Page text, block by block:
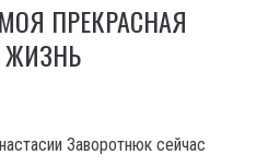
ПРЕКРАСНАЯ
ЖИЗНЬ
Заворотнюк сейчас